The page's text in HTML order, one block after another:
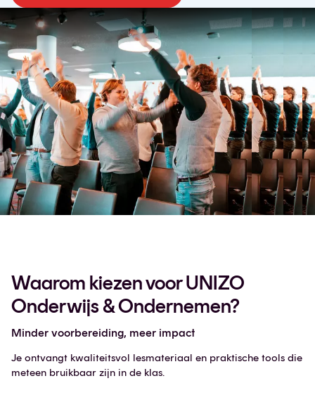
Waarom kiezen voor UNIZO
Onderwijs & Ondernemen?
Minder voorbereiding, meer impact
Je ontvangt kwaliteitsvol lesmateriaal en praktische tools die
meteen bruikbaar zijn in de klas.